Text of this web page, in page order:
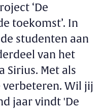
‘De
toekomst’. In
studenten aan
van het
Sirius. Met als
Wil jij
jaar vindt 'De